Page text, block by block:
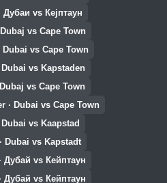
Дубаи vs Кејптаун
vs Cape Town
Dubai vs Cape Town
Dubai vs Kapstaden
vs Cape Town
· Dubai vs Cape Town
Dubai vs Kaapstad
Dubai vs Kapstadt
Дубай vs Кейптаун
Дубай vs Кейптаун